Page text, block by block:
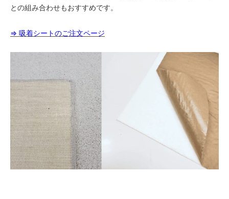
との組み合わせもおすすめです。
⇒ 吸着シートのご注文ページ